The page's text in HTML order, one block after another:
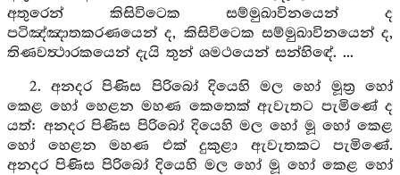
අතුරෙන් කිසිවිටෙක සම්මුඛාවිනයෙන් ද
පටිඤ්ඤාතකරණයෙන් ද, කිසිවිටෙක සම්මුඛාවිනයෙන් ද,
තිණවත්‍ථාරකයෙන් දැයි තුන් ශමථයෙන් සන්හිඳේ. ...
2. අනදර පිණිස පිරිබෝ දියෙහි මල හෝ මූත්‍ර හෝ
කෙළ හෝ හෙළන මහණ කෙතෙක් ඇවැතට පැමිණේ ද
යත්: අනදර පිණිස පිරිබෝ දියෙහි මල හෝ මූ හෝ කෙළ
හෝ හෙළන මහණ එක් දුකුළා ඇවැතකට පැමිණේ.
අනදර පිණිස පිරිබෝ දියෙහි මල හෝ මූ හෝ කෙළ හෝ